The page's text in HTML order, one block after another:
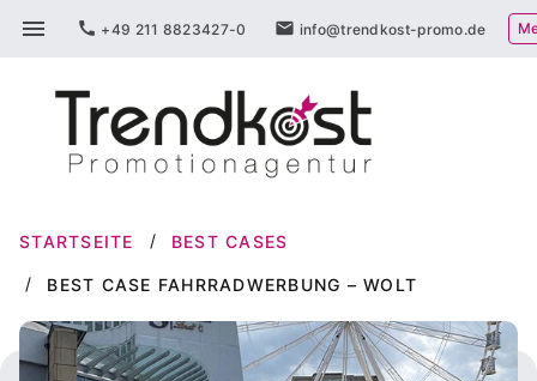
Inhalt
menu call +49 211 8823427-0 mail info@trendkost-promo.de
STARTSEITE BEST CASES
BEST CASE FAHRRADWERBUNG – WOLT